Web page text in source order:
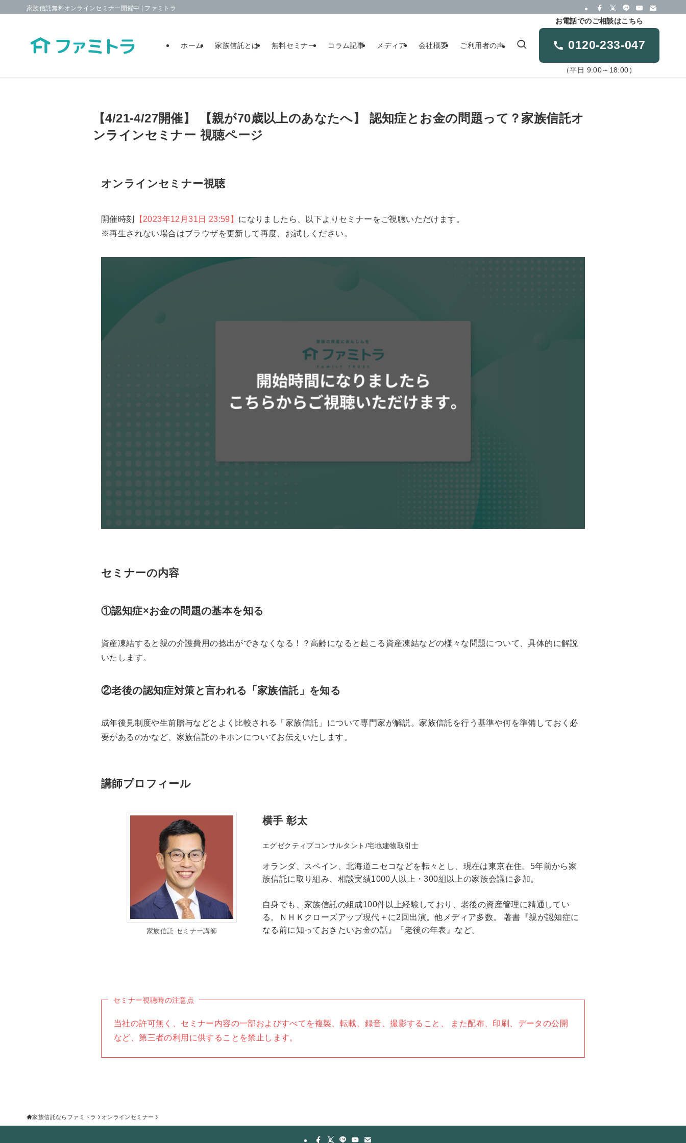
家族信託無料オンラインセミナー開催中 | ファミトラ
ホーム 家族信託とは 無料セミナー コラム記事 メディア 会社概要 ご利用者の声
お電話でのご相談はこちら
0120-233-047
（平日 9:00～18:00）
【4/21-4/27開催】 【親が70歳以上のあなたへ】 認知症とお金の問題って？家族信託オ
ンラインセミナー 視聴ページ
オンラインセミナー視聴
開催時刻 【2023年12月31日 23:59】 になりましたら、以下よりセミナーをご視聴いただけます。
※再生されない場合はブラウザを更新して再度、お試しください。
セミナーの内容
①認知症×お金の問題の基本を知る
資産凍結すると親の介護費用の捻出ができなくなる！？高齢になると起こる資産凍結などの様々な問題について、具体的に解説
いたします。
②老後の認知症対策と言われる「家族信託」を知る
成年後見制度や生前贈与などとよく比較される「家族信託」について専門家が解説。家族信託を行う基準や何を準備しておく必
要があるのかなど、家族信託のキホンについてお伝えいたします。
講師プロフィール
家族信託 セミナー講師
横手 彰太
エグゼクティブコンサルタント/宅地建物取引士
オランダ、スペイン、北海道ニセコなどを転々とし、現在は東京在住。5年前から家
族信託に取り組み、相談実績1000人以上・300組以上の家族会議に参加。
自身でも、家族信託の組成100件以上経験しており、老後の資産管理に精通してい
る。ＮＨＫクローズアップ現代＋に2回出演。他メディア多数。 著書『親が認知症に
なる前に知っておきたいお金の話』『老後の年表』など。
セミナー視聴時の注意点
当社の許可無く、セミナー内容の一部およびすべてを複製、転載、録音、撮影すること、 また配布、印刷、データの公開
など、第三者の利用に供することを禁止します。
家族信託ならファミトラ オンラインセミナー